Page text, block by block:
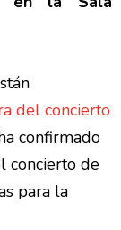
del concierto
confirmado
concierto de
para la